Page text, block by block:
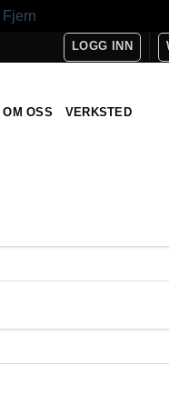
Fjern
LOGG INN
OM OSS VERKSTED